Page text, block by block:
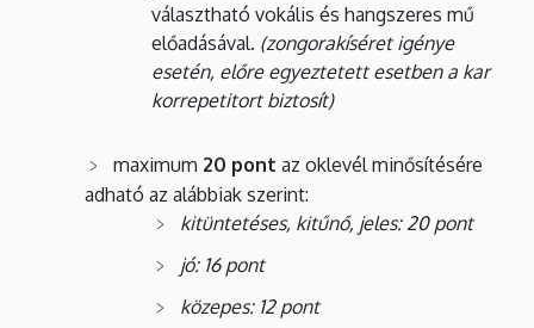
választható vokális és hangszeres mű
előadásával. (zongorakíséret igénye
esetén, előre egyeztetett esetben a kar
korrepetitort biztosít)
maximum 20 pont az oklevél minősítésére
adható az alábbiak szerint:
kitüntetéses, kitűnő, jeles: 20 pont
jó: 16 pont
közepes: 12 pont